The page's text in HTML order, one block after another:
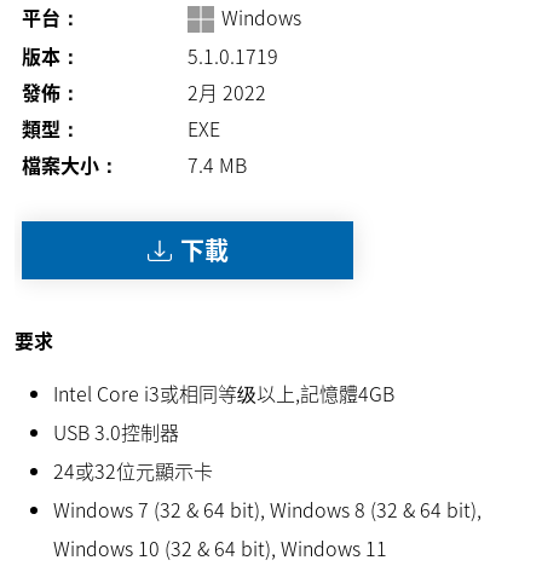
平台：
Windows
版本：
5.1.0.1719
發佈：
2月 2022
類型：
EXE
檔案大小：
7.4 MB
下載
要求
Intel Core i3或相同等级以上,記憶體4GB
USB 3.0控制器
24或32位元顯示卡
Windows 7 (32 & 64 bit), Windows 8 (32 & 64 bit),
Windows 10 (32 & 64 bit), Windows 11